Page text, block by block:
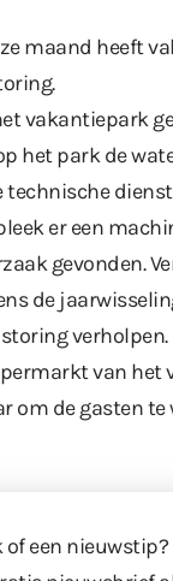
maand heeft
vakantiepark
het park de
technische
er een
gevonden.
de
storing
van het
om de gasten te
of een nieuwstip?